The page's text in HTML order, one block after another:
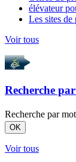
élévateur
Les sites de
Voir tous
Recherche par
Recherche par
OK
Voir tous